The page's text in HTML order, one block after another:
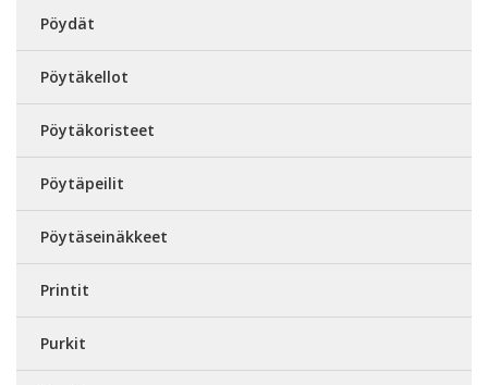
Pöydät
Pöytäkellot
Pöytäkoristeet
Pöytäpeilit
Pöytäseinäkkeet
Printit
Purkit